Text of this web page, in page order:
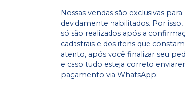
Nossas vendas são exclusivas
devidamente habilitados. Por
só são realizados após a
cadastrais e dos itens que
atento, após você finalizar seu
e caso tudo esteja correto
pagamento via WhatsApp.